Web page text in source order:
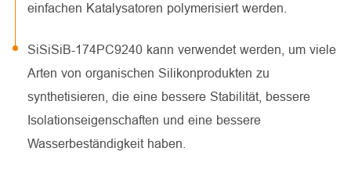
einfachen Katalysatoren polymerisiert werden.
SiSiSiB-174PC9240 kann verwendet werden, um viele
Arten von organischen Silikonprodukten zu
synthetisieren, die eine bessere Stabilität, bessere
Isolationseigenschaften und eine bessere
Wasserbeständigkeit haben.